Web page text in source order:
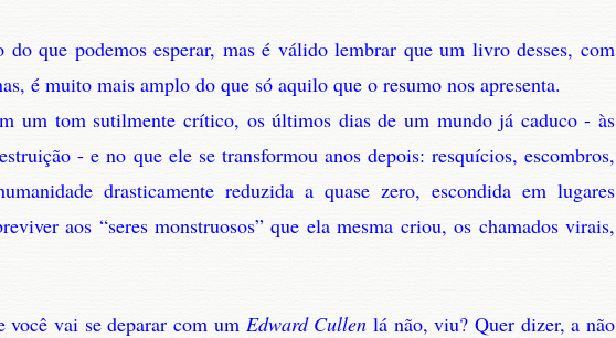
que podemos esperar, mas é válido lembrar que um livro desses, com
é muito mais amplo do que só aquilo que o resumo nos apresenta.
um tom sutilmente crítico, os últimos dias de um mundo já caduco - às
- e no que ele se transformou anos depois: resquícios, escombros,
drasticamente reduzida a quase zero, escondida em lugares
aos “seres monstruosos” que ela mesma criou, os chamados virais,
você vai se deparar com um Edward Cullen lá não, viu? Quer dizer, a não